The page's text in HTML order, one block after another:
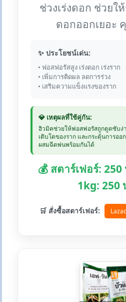
ช่วงเร่งดอก ช่วยใ
ดอกออกเยอะ
✨ ประโยชน์เด่น:
• ฟอสฟอรัสสูง เร่งดอก เร่งราก
• เพิ่มการติดผล ลดการร่วง
• เสริมความแข็งแรงของราก
💎 เหตุผลที่ใช้คู่กัน:
ฮิวมิคช่วยให้ฟอสฟอรัสถูกดูดซับง่
เติบโตของราก และกระตุ้นการออ
ผสมฉีดพ่นพร้อมกันได้
💰 สตาร์เฟอร์:
1kg: 250
🛒 สั่งซื้อสตาร์เฟอร์: